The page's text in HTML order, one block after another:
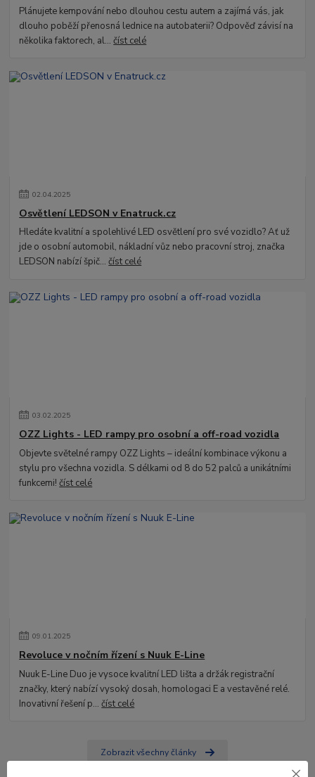
Plánujete kempování nebo dlouhou cestu autem a zajímá vás, jak
dlouho poběží přenosná lednice na autobaterii? Odpověď závisí na
několika faktorech, al...číst celé
02.04.2025
Osvětlení LEDSON v Enatruck.cz
Hledáte kvalitní a spolehlivé LED osvětlení pro své vozidlo? Ať už
jde o osobní automobil, nákladní vůz nebo pracovní stroj, značka
LEDSON nabízí špič...číst celé
03.02.2025
OZZ Lights - LED rampy pro osobní a off-road vozidla
Objevte světelné rampy OZZ Lights – ideální kombinace výkonu a
stylu pro všechna vozidla. S délkami od 8 do 52 palců a unikátními
funkcemi!číst celé
09.01.2025
Revoluce v nočním řízení s Nuuk E-Line
Nuuk E-Line Duo je vysoce kvalitní LED lišta a držák registrační
značky, který nabízí vysoký dosah, homologaci E a vestavěné relé.
Inovativní řešení p...číst celé
Zobrazit všechny články